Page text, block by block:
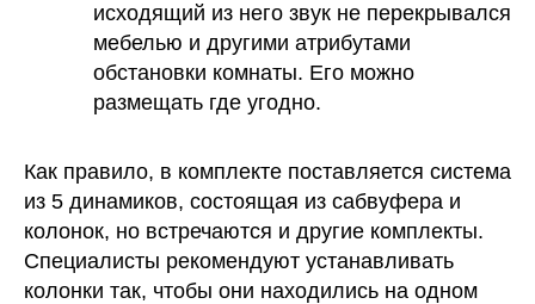
исходящий из него звук не перекрывался
мебелью и другими атрибутами
обстановки комнаты. Его можно
размещать где угодно.
Как правило, в комплекте поставляется система
из 5 динамиков, состоящая из сабвуфера и
колонок, но встречаются и другие комплекты.
Специалисты рекомендуют устанавливать
колонки так, чтобы они находились на одном